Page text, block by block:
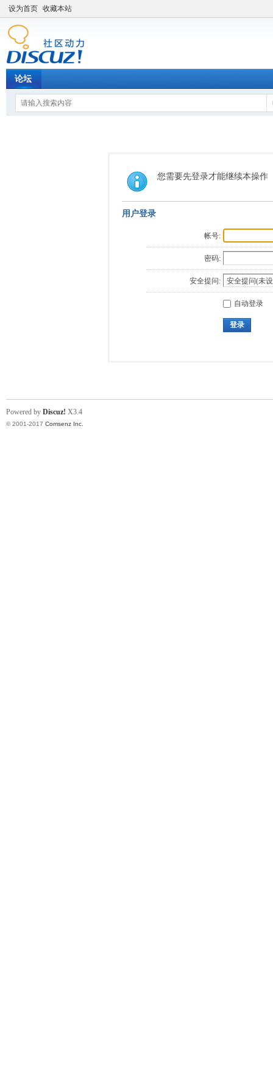
设为首页 收藏本站
论坛
您需要先登录才能继续本操作
用户登录
帐号:
密码:
安全提问:
自动登录
登录
Powered by Discuz! X3.4
© 2001-2017 Comsenz Inc.